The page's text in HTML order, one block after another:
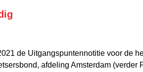
de Uitgangspuntennotitie voor de
afdeling Amsterdam